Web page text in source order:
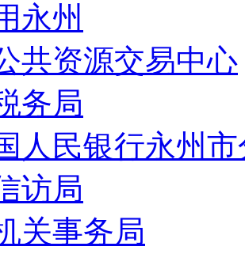
永州
共资源交易中心
务局
人民银行永州
访局
关事务局